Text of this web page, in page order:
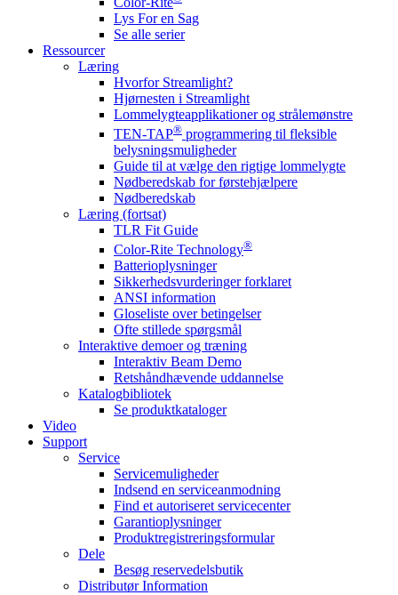
Lys For en Sag
Se alle serier
Ressourcer
Læring
Hvorfor Streamlight?
Hjørnesten i Streamlight
Lommelygteapplikationer og strålemønstre
TEN-TAP® programmering til fleksible
belysningsmuligheder
Guide til at vælge den rigtige lommelygte
Nødberedskab for førstehjælpere
Nødberedskab
Læring (fortsat)
TLR Fit Guide
Color-Rite Technology®
Batterioplysninger
Sikkerhedsvurderinger forklaret
ANSI information
Gloseliste over betingelser
Ofte stillede spørgsmål
Interaktive demoer og træning
Interaktiv Beam Demo
Retshåndhævende uddannelse
Katalogbibliotek
Se produktkataloger
Video
Support
Service
Servicemuligheder
Indsend en serviceanmodning
Find et autoriseret servicecenter
Garantioplysninger
Produktregistreringsformular
Dele
Besøg reservedelsbutik
Distributør Information